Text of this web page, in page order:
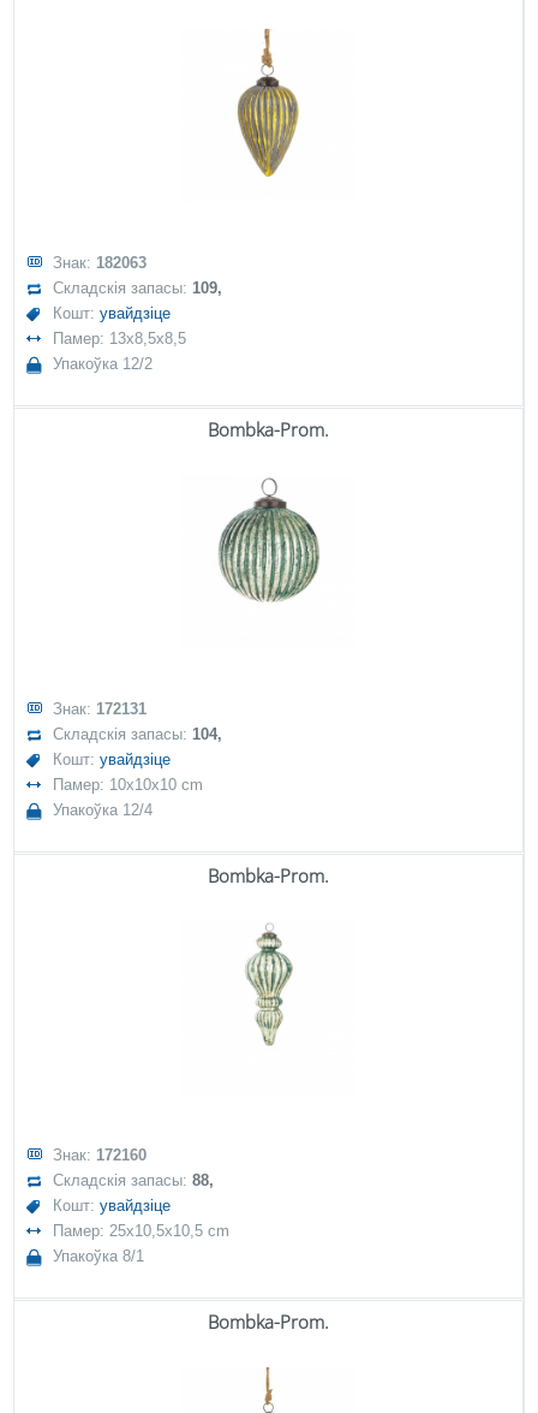
Знак: 182063
Складскія запасы:109,
Кошт:увайдзіце
Памер: 13x8,5x8,5
Упакоўка 12/2
Bombka-Prom.
Знак: 172131
Складскія запасы:104,
Кошт:увайдзіце
Памер: 10x10x10 cm
Упакоўка 12/4
Bombka-Prom.
Знак: 172160
Складскія запасы:88,
Кошт:увайдзіце
Памер: 25x10,5x10,5 cm
Упакоўка 8/1
Bombka-Prom.